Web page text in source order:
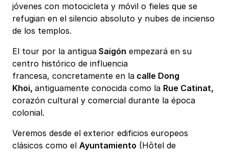
jóvenes con motocicleta y móvil o fieles que se
refugian en el silencio absoluto y nubes de incienso
de los templos.
El tour por la antigua Saigón empezará en su
centro histórico de influencia
francesa, concretamente en la calle Dong
Khoi, antiguamente conocida como la Rue Catinat,
corazón cultural y comercial durante la época
colonial.
Veremos desde el exterior edificios europeos
clásicos como el Ayuntamiento (Hôtel de